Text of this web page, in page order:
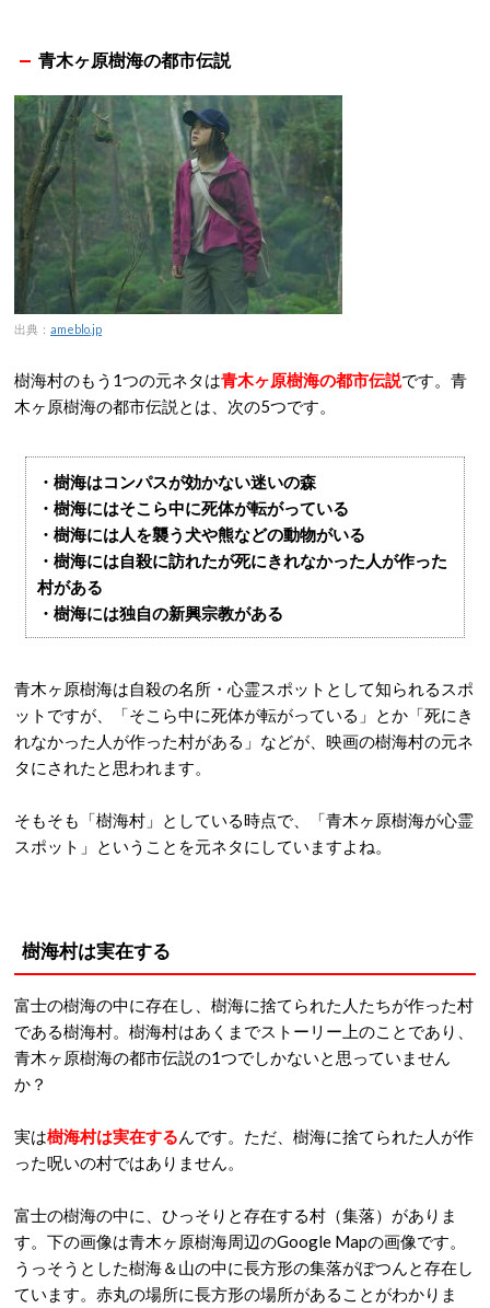
青木ヶ原樹海の都市伝説
出典： ameblo.jp
樹海村のもう1つの元ネタは青木ヶ原樹海の都市伝説です。青
木ヶ原樹海の都市伝説とは、次の5つです。
・樹海はコンパスが効かない迷いの森
・樹海にはそこら中に死体が転がっている
・樹海には人を襲う犬や熊などの動物がいる
・樹海には自殺に訪れたが死にきれなかった人が作った
村がある
・樹海には独自の新興宗教がある
青木ヶ原樹海は自殺の名所・心霊スポットとして知られるスポ
ットですが、「そこら中に死体が転がっている」とか「死にき
れなかった人が作った村がある」などが、映画の樹海村の元ネ
タにされたと思われます。
そもそも「樹海村」としている時点で、「青木ヶ原樹海が心霊
スポット」ということを元ネタにしていますよね。
樹海村は実在する
富士の樹海の中に存在し、樹海に捨てられた人たちが作った村
である樹海村。樹海村はあくまでストーリー上のことであり、
青木ヶ原樹海の都市伝説の1つでしかないと思っていません
か？
実は樹海村は実在するんです。ただ、樹海に捨てられた人が作
った呪いの村ではありません。
富士の樹海の中に、ひっそりと存在する村（集落）がありま
す。下の画像は青木ヶ原樹海周辺のGoogle Mapの画像です。
うっそうとした樹海＆山の中に長方形の集落がぽつんと存在し
ています。赤丸の場所に長方形の場所があることがわかりま